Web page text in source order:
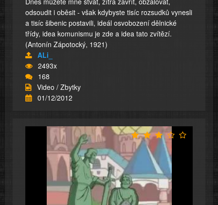
odsoudit i oběsit - však kdybyste tisíc rozsudků vynesli
a tisíc šibenic postavili, ideál osvobození dělnické
třídy, idea komunismu je zde a idea tato zvítězí.
(Antonín Zápotocký, 1921)
ALi_
2493x
168
Video / Zbytky
01/12/2012